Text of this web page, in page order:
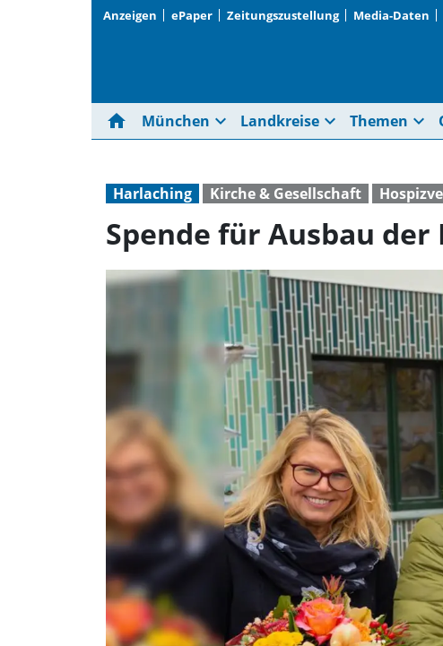
Anzeigen ePaper Zeitungszustellung Media-Daten
home München expand_more Landkreise expand_more Themen expand_more
Harlaching Kirche & Gesellschaft
Spende für Ausbau